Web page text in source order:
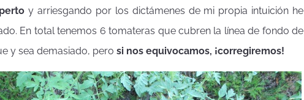
y arriesgando por los dictámenes de mi propia intuición he
En total tenemos 6 tomateras que cubren la línea de fondo de
y sea demasiado, pero si nos equivocamos, ¡corregiremos!